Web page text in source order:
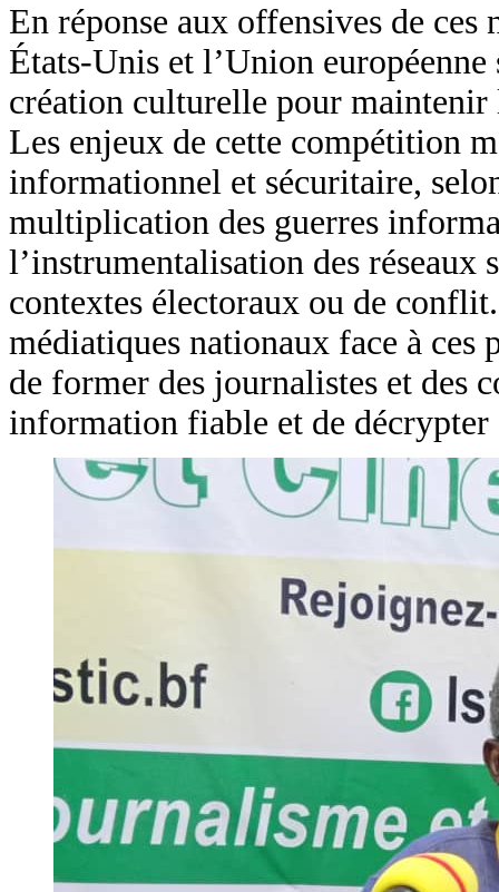
En réponse aux offensives de ces
États-Unis et l’Union
création culturelle pour
Les enjeux de cette compétition
informationnel et sécuritaire,
multiplication des guerres
l’instrumentalisation des réseaux
contextes électoraux ou de
médiatiques nationaux face à ces
de former des journalistes et des
information fiable et de décrypter